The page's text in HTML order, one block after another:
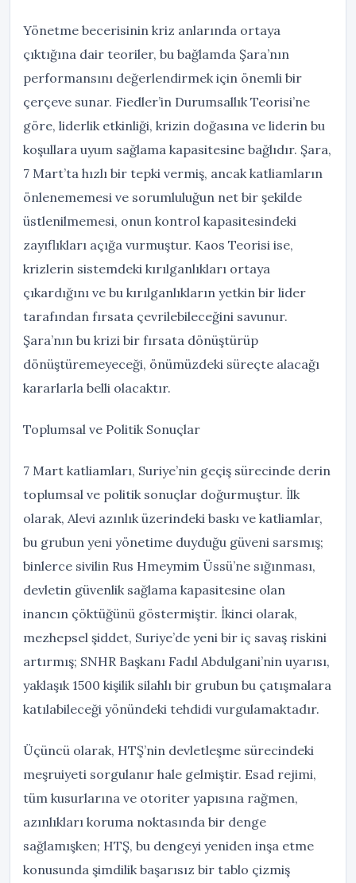
Yönetme becerisinin kriz anlarında ortaya
çıktığına dair teoriler, bu bağlamda Şara’nın
performansını değerlendirmek için önemli bir
çerçeve sunar. Fiedler’in Durumsallık Teorisi’ne
göre, liderlik etkinliği, krizin doğasına ve liderin bu
koşullara uyum sağlama kapasitesine bağlıdır. Şara,
7 Mart’ta hızlı bir tepki vermiş, ancak katliamların
önlenememesi ve sorumluluğun net bir şekilde
üstlenilmemesi, onun kontrol kapasitesindeki
zayıflıkları açığa vurmuştur. Kaos Teorisi ise,
krizlerin sistemdeki kırılganlıkları ortaya
çıkardığını ve bu kırılganlıkların yetkin bir lider
tarafından fırsata çevrilebileceğini savunur.
Şara’nın bu krizi bir fırsata dönüştürüp
dönüştüremeyeceği, önümüzdeki süreçte alacağı
kararlarla belli olacaktır.
Toplumsal ve Politik Sonuçlar
7 Mart katliamları, Suriye’nin geçiş sürecinde derin
toplumsal ve politik sonuçlar doğurmuştur. İlk
olarak, Alevi azınlık üzerindeki baskı ve katliamlar,
bu grubun yeni yönetime duyduğu güveni sarsmış;
binlerce sivilin Rus Hmeymim Üssü’ne sığınması,
devletin güvenlik sağlama kapasitesine olan
inancın çöktüğünü göstermiştir. İkinci olarak,
mezhepsel şiddet, Suriye’de yeni bir iç savaş riskini
artırmış; SNHR Başkanı Fadıl Abdulgani’nin uyarısı,
yaklaşık 1500 kişilik silahlı bir grubun bu çatışmalara
katılabileceği yönündeki tehdidi vurgulamaktadır.
Üçüncü olarak, HTŞ’nin devletleşme sürecindeki
meşruiyeti sorgulanır hale gelmiştir. Esad rejimi,
tüm kusurlarına ve otoriter yapısına rağmen,
azınlıkları koruma noktasında bir denge
sağlamışken; HTŞ, bu dengeyi yeniden inşa etme
konusunda şimdilik başarısız bir tablo çizmiş